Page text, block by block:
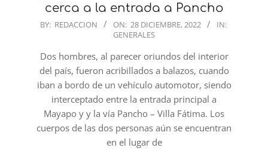
cerca a la entrada a Pancho
2022-
28
BY: REDACCION ON: 28 DICIEMBRE, 2022
IN:
GENERALES
Dos hombres, al parecer oriundos del interior
del país, fueron acribillados a balazos, cuando
iban a bordo de un vehículo automotor, siendo
interceptado entre la entrada principal a
Mayapo y y la vía Pancho – Villa Fátima. Los
cuerpos de las dos personas aún se encuentran
en el lugar de